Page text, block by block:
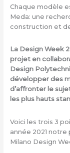
Chaque modèle
Meda: une
construction et
La Design Week
projet en
Design
développer des
d’affronter le
les plus hauts
Voici les trois 3
année 2021
Milano Design